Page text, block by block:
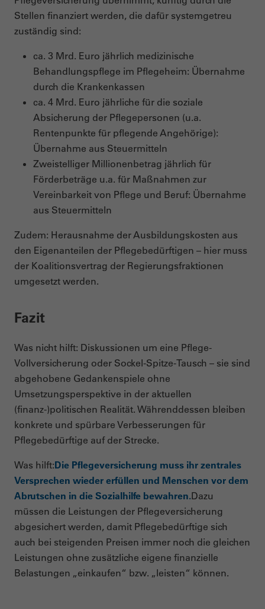
Stellen finanziert werden, die dafür systemgetreu
zuständig sind:
ca. 3 Mrd. Euro jährlich medizinische
Behandlungspflege im Pflegeheim: Übernahme
durch die Krankenkassen
ca. 4 Mrd. Euro jährliche für die soziale
Absicherung der Pflegepersonen (u.a.
Rentenpunkte für pflegende Angehörige):
Übernahme aus Steuermitteln
Zweistelliger Millionenbetrag jährlich für
Förderbeträge u.a. für Maßnahmen zur
Vereinbarkeit von Pflege und Beruf: Übernahme
aus Steuermitteln
Zudem: Herausnahme der Ausbildungskosten aus
den Eigenanteilen der Pflegebedürftigen – hier muss
der Koalitionsvertrag der Regierungsfraktionen
umgesetzt werden.
Fazit
Was nicht hilft: Diskussionen um eine Pflege-
Vollversicherung oder Sockel-Spitze-Tausch – sie sind
abgehobene Gedankenspiele ohne
Umsetzungsperspektive in der aktuellen
(finanz-)politischen Realität. Währenddessen bleiben
konkrete und spürbare Verbesserungen für
Pflegebedürftige auf der Strecke.
Was hilft:Die Pflegeversicherung muss ihr zentrales
Versprechen wieder erfüllen und Menschen vor dem
Abrutschen in die Sozialhilfe bewahren.Dazu
müssen die Leistungen der Pflegeversicherung
abgesichert werden, damit Pflegebedürftige sich
auch bei steigenden Preisen immer noch die gleichen
Leistungen ohne zusätzliche eigene finanzielle
Belastungen „einkaufen“ bzw. „leisten“ können.